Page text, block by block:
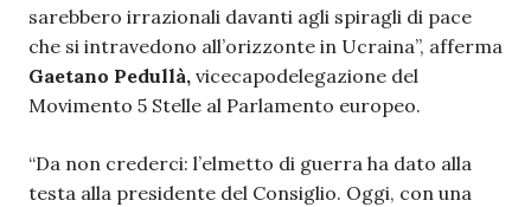
sarebbero irrazionali davanti agli spiragli di pace
che si intravedono all’orizzonte in Ucraina”, afferma
Gaetano Pedullà, vicecapodelegazione del
Movimento 5 Stelle al Parlamento europeo.
“Da non crederci: l’elmetto di guerra ha dato alla
testa alla presidente del Consiglio. Oggi, con una